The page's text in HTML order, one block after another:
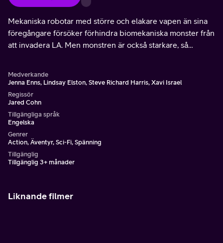
Mekaniska robotar med större och elakare vapen än sina
föregångare försöker förhindra biomekaniska monster från
att invadera LA. Men monstren är också starkare, så
Medverkande
Jenna Enns, Lindsay Elston, Steve Richard Harris, Xavi Israel
Regissör
Jared Cohn
Tillgängliga språk
Engelska
Genrer
Action, Äventyr, Sci-Fi, Spänning
Tillgänglig
Tillgänglig 3+ månader
Liknande filmer